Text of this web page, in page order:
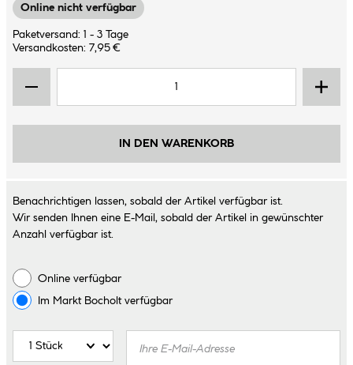
Online nicht verfügbar
Paketversand: 1 - 3 Tage
Versandkosten: 7,95 €
IN DEN WARENKORB
Benachrichtigen lassen, sobald der Artikel verfügbar ist.
Wir senden Ihnen eine E-Mail, sobald der Artikel in gewünschter
Anzahl verfügbar ist.
Online verfügbar
Im Markt Bocholtverfügbar